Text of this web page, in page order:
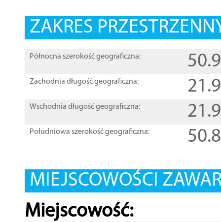
ZAKRES
Północna szerokość geograficzna:
Zachodnia długość geograficzna:
Wschodnia długość geograficzna:
Południowa szerokość geograficzna:
MIEJSCOWOŚCI
Miejscowość: